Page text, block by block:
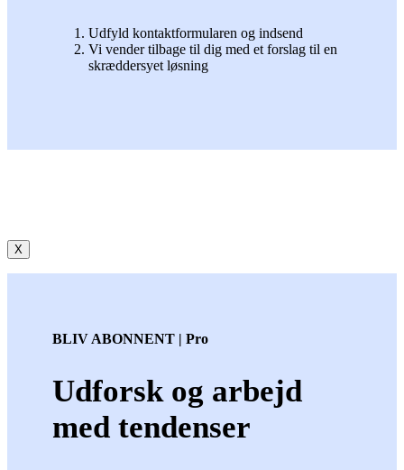
Udfyld kontaktformularen og indsend
Vi vender tilbage til dig med et forslag til en
skræddersyet løsning
X
BLIV ABONNENT | Pro
Udforsk og arbejd
med tendenser